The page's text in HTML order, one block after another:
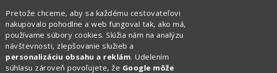
Pretože chceme, aby sa každému cestovateľovi
nakupovalo pohodlne a web fungoval tak, ako má,
používame súbory cookies. Slúžia nám na analýzu
návštevnosti, zlepšovanie služieb a
personalizáciu obsahu a reklám. Udelením
súhlasu zároveň povoľujete, že Google môže
objednávku.
Tu vyplňte svoj email: